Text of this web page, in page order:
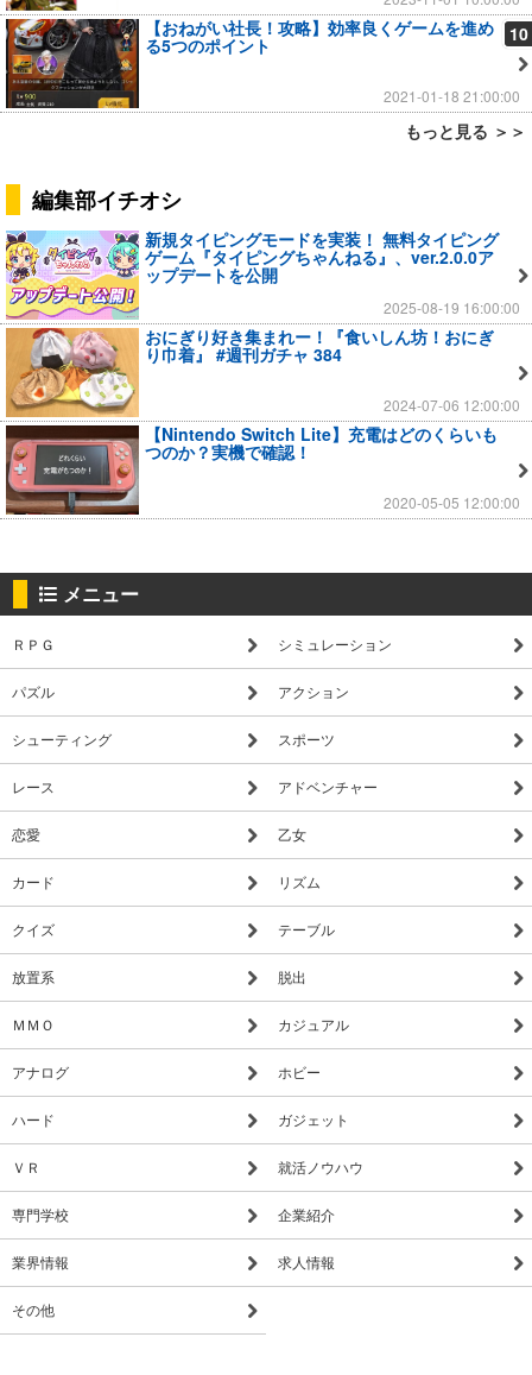
10
【おねがい社長！攻略】効率良くゲームを進め
る5つのポイント
2021-01-18 21:00:00
もっと見る ＞＞
編集部イチオシ
新規タイピングモードを実装！ 無料タイピング
ゲーム『タイピングちゃんねる』、ver.2.0.0ア
ップデートを公開
2025-08-19 16:00:00
おにぎり好き集まれー！『食いしん坊！おにぎ
り巾着』 #週刊ガチャ 384
2024-07-06 12:00:00
【Nintendo Switch Lite】充電はどのくらいも
つのか？実機で確認！
2020-05-05 12:00:00
メニュー
ＲＰＧ シミュレーション
パズル アクション
シューティング スポーツ
レース アドベンチャー
恋愛 乙女
カード リズム
クイズ テーブル
放置系 脱出
ＭＭＯ カジュアル
アナログ ホビー
ハード ガジェット
ＶＲ 就活ノウハウ
専門学校 企業紹介
業界情報 求人情報
その他